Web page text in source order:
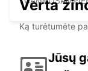
Verta
Ką turėtumėte
Jūsų